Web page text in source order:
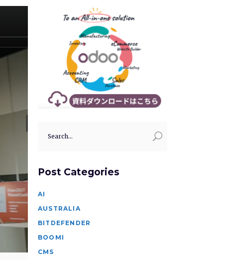
for:
Post Categories
AI
AUSTRALIA
BITDEFENDER
BOOMI
CMS